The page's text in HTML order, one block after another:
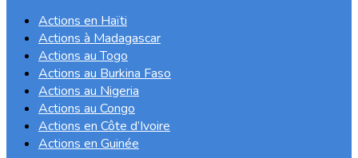
Actions en Haïti
Actions à Madagascar
Actions au Togo
Actions au Burkina Faso
Actions au Nigeria
Actions au Congo
Actions en Côte d’Ivoire
Actions en Guinée